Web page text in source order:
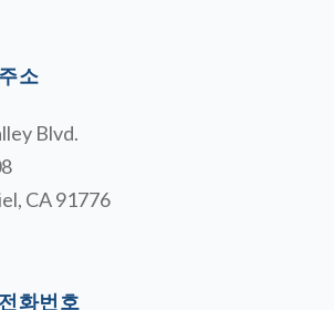
주소
Blvd.
CA 91776
전화번호